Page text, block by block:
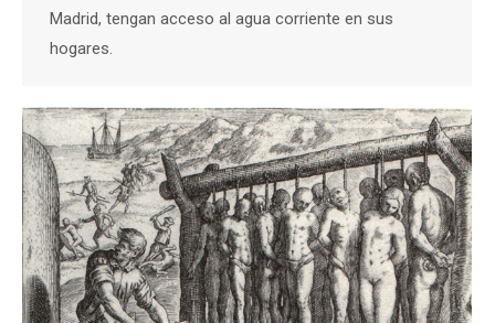
Madrid, tengan acceso al agua corriente en sus
hogares.